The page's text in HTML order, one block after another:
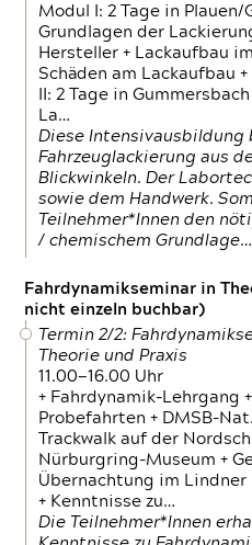
Modul I: 2 Tage in
Grundlagen der
Hersteller + Lackaufbau
Schäden am Lackaufbau
II: 2 Tage in
La…
Diese Intensivausbildung
Fahrzeuglackierung aus
Blickwinkeln. Der
sowie dem Handwerk.
Teilnehmer*Innen den
/ chemischem Grundlage…
Fahrdynamikseminar in
nicht einzeln buchbar)
Termin 2/2:
Theorie und Praxis
11.00—16.00 Uhr
+ Fahrdynamik-Lehrgang
Probefahrten + DMSB-
Trackwalk auf der
Nürburgring-Museum +
Übernachtung im Lindner
+ Kenntnisse zu…
Die Teilnehmer*Innen